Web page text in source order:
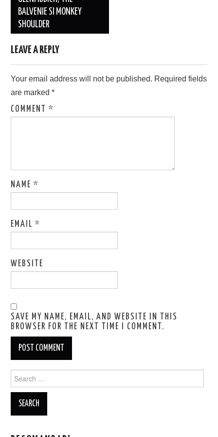
BALVENIE SI MONKEY
SHOULDER
LEAVE A REPLY
Your email address will not be published. Required fields
are marked*
COMMENT*
NAME*
EMAIL*
WEBSITE
SAVE MY NAME, EMAIL, AND WEBSITE IN THIS
BROWSER FOR THE NEXT TIME I COMMENT.
for: